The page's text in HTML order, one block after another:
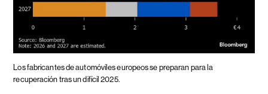
Los fabricantes de automóviles europeos se preparan para la
recuperación tras un difícil 2025.